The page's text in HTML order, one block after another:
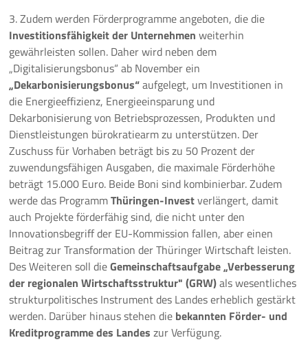
3. Zudem werden Förderprogramme angeboten, die die
Investitionsfähigkeit der Unternehmen weiterhin
gewährleisten sollen. Daher wird neben dem
„Digitalisierungsbonus“ ab November ein
„Dekarbonisierungsbonus“aufgelegt, um Investitionen in
die Energieeffizienz, Energieeinsparung und
Dekarbonisierung von Betriebsprozessen, Produkten und
Dienstleistungen bürokratiearm zu unterstützen. Der
Zuschuss für Vorhaben beträgt bis zu 50 Prozent der
zuwendungsfähigen Ausgaben, die maximale Förderhöhe
beträgt 15.000 Euro. Beide Boni sind kombinierbar. Zudem
werde das ProgrammThüringen-Investverlängert, damit
auch Projekte förderfähig sind, die nicht unter den
Innovationsbegriff der EU-Kommission fallen, aber einen
Beitrag zur Transformation der Thüringer Wirtschaft leisten.
Des Weiteren soll dieGemeinschaftsaufgabe „Verbesserung
der regionalen Wirtschaftsstruktur" (GRW)als wesentliches
strukturpolitisches Instrument des Landes erheblich gestärkt
werden. Darüber hinaus stehen die bekannten Förder- und
Kreditprogramme des Landes zur Verfügung.